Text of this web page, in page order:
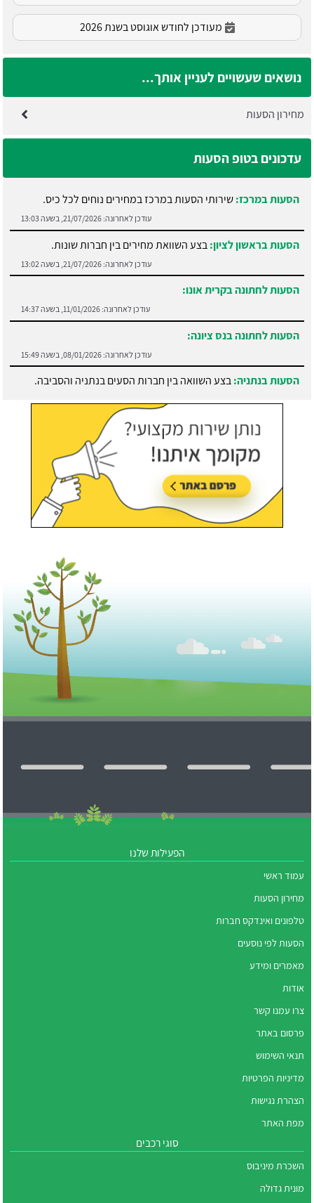
מעודכן לחודש אוגוסט בשנת 2026
נושאים שעשויים לעניין אותך...
מחירון הסעות
עדכונים בטופ הסעות
הסעות במרכז:שירותי הסעות במרכז במחירים נוחים לכל כיס.
עודכן לאחרונה: 21/07/2026, בשעה 13:03
הסעות בראשון לציון:בצע השוואת מחירים בין חברות שונות.
עודכן לאחרונה: 21/07/2026, בשעה 13:02
הסעות לחתונה בקרית אונו:
עודכן לאחרונה: 11/01/2026, בשעה 14:37
הסעות לחתונה בנס ציונה:
עודכן לאחרונה: 08/01/2026, בשעה 15:49
הסעות בנתניה:בצע השוואה בין חברות הסעים בנתניה והסביבה.
הפעילות שלנו
עמוד ראשי
מחירון הסעות
טלפונים ואינדקס חברות
הסעות לפי נוסעים
מאמרים ומידע
אודות
צרו עמנו קשר
פרסום באתר
תנאי השימוש
מדיניות הפרטיות
הצהרת נגישות
מפת האתר
סוגי רכבים
השכרת מיניבוס
מונית גדולה